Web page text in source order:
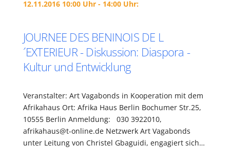
12.11.2016 10:00 Uhr - 14:00 Uhr:
JOURNEE DES BENINOIS DE L
´EXTERIEUR - Diskussion: Diaspora -
Kultur und Entwicklung
Veranstalter: Art Vagabonds in Kooperation mit dem
Afrikahaus Ort: Afrika Haus Berlin Bochumer Str.25,
10555 Berlin Anmeldung: 030 3922010,
afrikahaus@t-online.de Netzwerk Art Vagabonds
unter Leitung von Christel Gbaguidi, engagiert sich…